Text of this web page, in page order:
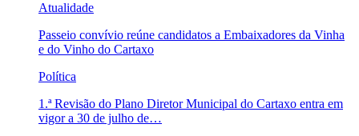
Atualidade
Passeio convívio reúne candidatos a Embaixadores da Vinha
e do Vinho do Cartaxo
Política
1.ª Revisão do Plano Diretor Municipal do Cartaxo entra em
vigor a 30 de julho de…